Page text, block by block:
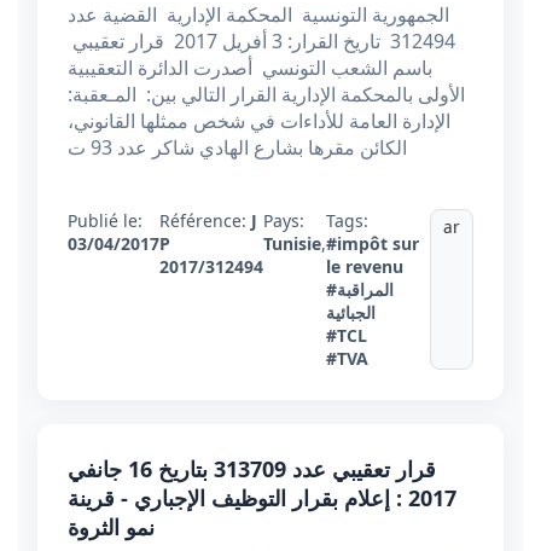
الجمهورية التونسية المحكمة الإدارية القضية عدد
312494 تاريخ القرار: 3 أفريل 2017 قرار تعقيبي
باسم الشعب التونسي أصدرت الدائرة التعقيبية
الأولى بالمحكمة الإدارية القرار التالي بين: المـعقبة:
الإدارة العامة للأداءات في شخص ممثلها القانوني،
الكائن مقرها بشارع الهادي شاكر عدد 93 ت
Publié le:
03/04/2017
Référence: J
P
2017/312494
Pays:
Tunisie,
Tags:
#impôt sur
le revenu
#المراقبة
الجبائية
#TCL
#TVA
ar
قرار تعقيبي عدد 313709 بتاريخ 16 جانفي
2017 : إعلام بقرار التوظيف الإجباري - قرينة
نمو الثروة